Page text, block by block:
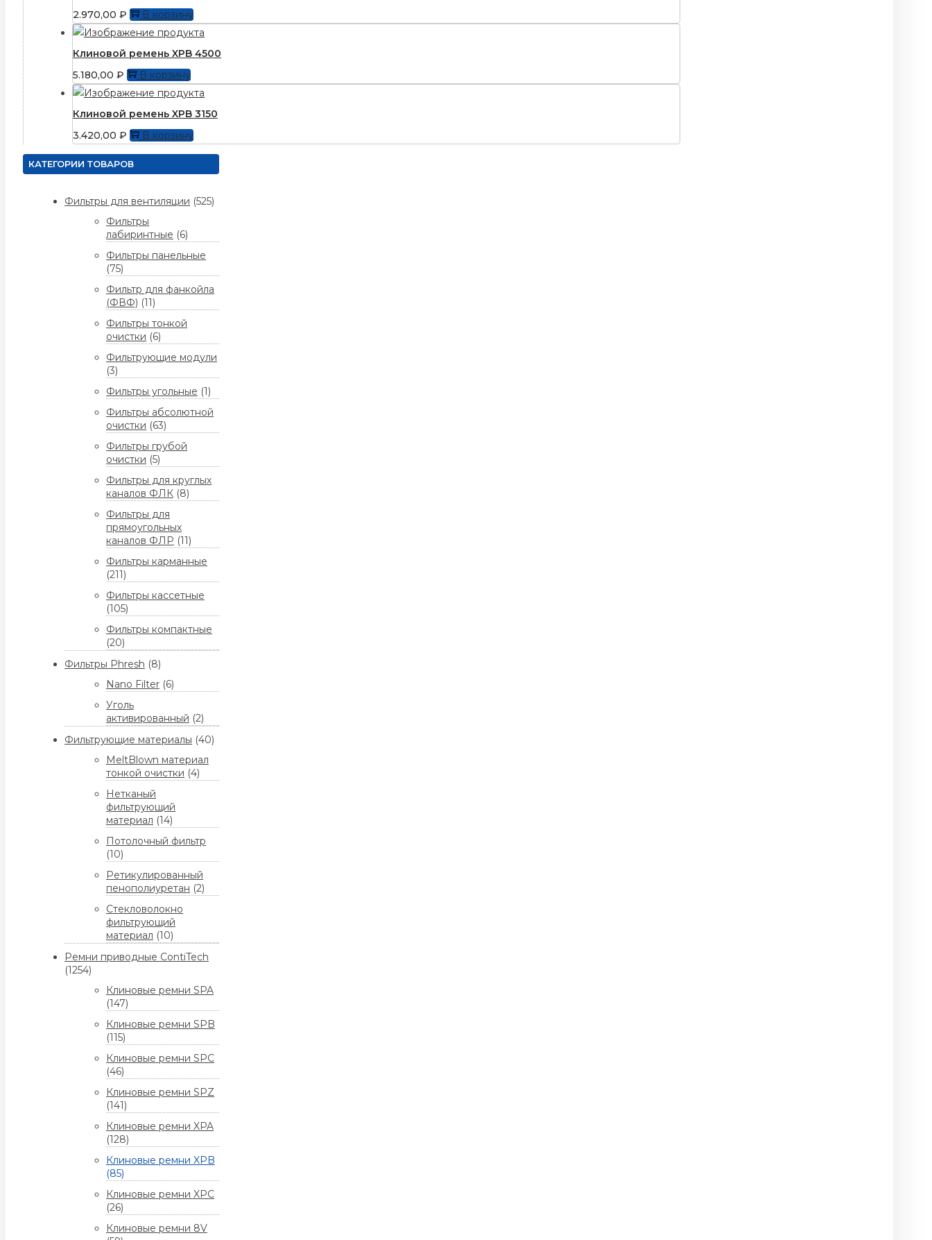
2.970,00 ₽ В корзину
Клиновой ремень XPB 4500
5.180,00 ₽ В корзину
Клиновой ремень XPB 3150
3.420,00 ₽ В корзину
КАТЕГОРИИ ТОВАРОВ
Фильтры для вентиляции (525)
Фильтры
лабиринтные (6)
Фильтры панельные
(75)
Фильтр для фанкойла
(ФВФ) (11)
Фильтры тонкой
очистки (6)
Фильтрующие модули
(3)
Фильтры угольные (1)
Фильтры абсолютной
очистки (63)
Фильтры грубой
очистки (5)
Фильтры для круглых
каналов ФЛК (8)
Фильтры для
прямоугольных
каналов ФЛР (11)
Фильтры карманные
(211)
Фильтры кассетные
(105)
Фильтры компактные
(20)
Фильтры Phresh (8)
Nano Filter (6)
Уголь
активированный (2)
Фильтрующие материалы (40)
MeltBlown материал
тонкой очистки (4)
Нетканый
фильтрующий
материал (14)
Потолочный фильтр
(10)
Ретикулированный
пенополиуретан (2)
Стекловолокно
фильтрующий
материал (10)
Ремни приводные ContiTech
(1254)
Клиновые ремни SPA
(147)
Клиновые ремни SPB
(115)
Клиновые ремни SPC
(46)
Клиновые ремни SPZ
(141)
Клиновые ремни XPA
(128)
Клиновые ремни XPB
(85)
Клиновые ремни XPC
(26)
Клиновые ремни 8V